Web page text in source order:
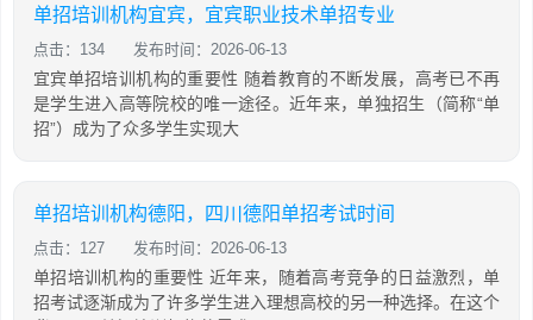
单招培训机构宜宾，宜宾职业技术单招专业
点击：134 发布时间：2026-06-13
宜宾单招培训机构的重要性 随着教育的不断发展，高考已不再
是学生进入高等院校的唯一途径。近年来，单独招生（简称“单
招”）成为了众多学生实现大
单招培训机构德阳，四川德阳单招考试时间
点击：127 发布时间：2026-06-13
单招培训机构的重要性 近年来，随着高考竞争的日益激烈，单
招考试逐渐成为了许多学生进入理想高校的另一种选择。在这个